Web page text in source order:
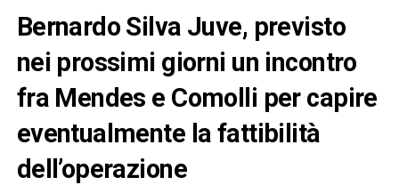
Bernardo Silva Juve, previsto
nei prossimi giorni un incontro
fra Mendes e Comolli per capire
eventualmente la fattibilità
dell’operazione